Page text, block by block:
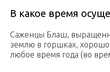
В какое время
Саженцы Блаш,
землю в горшках, хорошо
любое время года (во